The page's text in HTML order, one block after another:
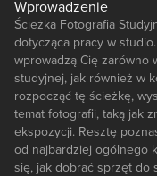
Wprowadzenie
Ścieżka Fotografia
dotycząca pracy w
wprowadzą Cię zarówno
studyjnej, jak również w
rozpocząć tę ścieżkę,
temat fotografii, taką jak
ekspozycji. Resztę
od najbardziej ogólnego
się, jak dobrać sprzęt do